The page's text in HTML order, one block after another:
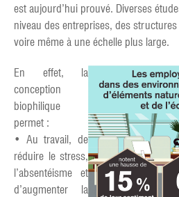
est aujourd’hui prouvé. Diverses
niveau des entreprises, des
voire même à une échelle plus large.
En effet, la
conception
biophilique
permet :
• Au travail, de
réduire le stress,
l’absentéisme et
d’augmenter la